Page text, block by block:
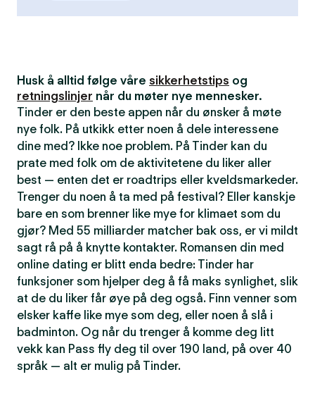
Husk å alltid følge våre sikkerhetstips og
retningslinjer når du møter nye mennesker.
Tinder er den beste appen når du ønsker å møte
nye folk. På utkikk etter noen å dele interessene
dine med? Ikke noe problem. På Tinder kan du
prate med folk om de aktivitetene du liker aller
best — enten det er roadtrips eller kveldsmarkeder.
Trenger du noen å ta med på festival? Eller kanskje
bare en som brenner like mye for klimaet som du
gjør? Med 55 milliarder matcher bak oss, er vi mildt
sagt rå på å knytte kontakter. Romansen din med
online dating er blitt enda bedre: Tinder har
funksjoner som hjelper deg å få maks synlighet, slik
at de du liker får øye på deg også. Finn venner som
elsker kaffe like mye som deg, eller noen å slå i
badminton. Og når du trenger å komme deg litt
vekk kan Pass fly deg til over 190 land, på over 40
språk — alt er mulig på Tinder.